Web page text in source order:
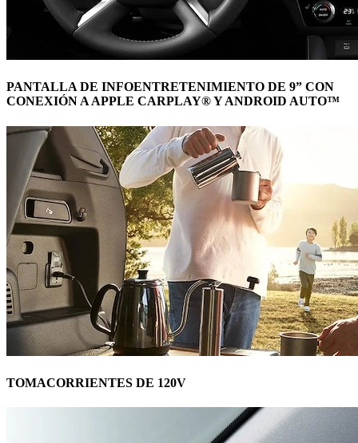
PANTALLA DE INFOENTRETENIMIENTO DE 9” CON
CONEXIÓN A APPLE CARPLAY® Y ANDROID AUTO™
TOMACORRIENTES DE 120V